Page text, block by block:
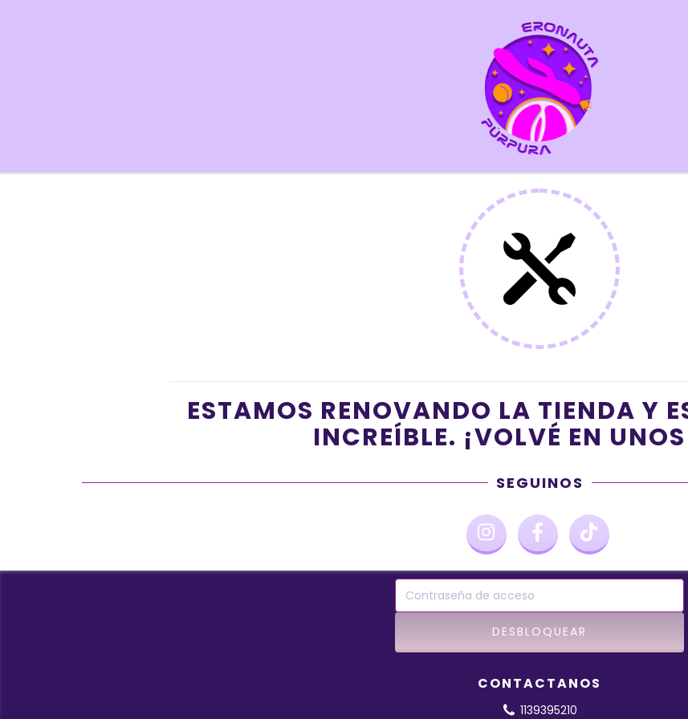
ESTAMOS RENOVANDO LA TIENDA Y
INCREÍBLE. ¡VOLVÉ EN
SEGUINOS
CONTACTANOS
1139395210